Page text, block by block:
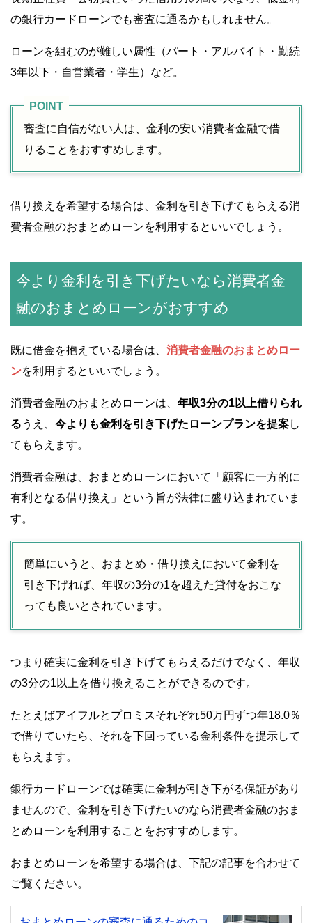
の銀行カードローンでも審査に通るかもしれません。
ローンを組むのが難しい属性（パート・アルバイト・勤続
3年以下・自営業者・学生）など。
審査に自信がない人は、金利の安い消費者金融で借
りることをおすすめします。
借り換えを希望する場合は、金利を引き下げてもらえる消
費者金融のおまとめローンを利用するといいでしょう。
今より金利を引き下げたいなら消費者金
融のおまとめローンがおすすめ
既に借金を抱えている場合は、 消費者金融のおまとめロー
ンを利用するといいでしょう。
消費者金融のおまとめローンは、 年収3分の1以上借りられ
る うえ、 今よりも金利を引き下げたローンプランを提案し
てもらえます。
消費者金融は、おまとめローンにおいて「顧客に一方的に
有利となる借り換え」という旨が法律に盛り込まれていま
す。
簡単にいうと、おまとめ・借り換えにおいて金利を
引き下げれば、年収の3分の1を超えた貸付をおこな
っても良いとされています。
つまり確実に金利を引き下げてもらえるだけでなく、年収
の3分の1以上を借り換えることができるのです。
たとえばアイフルとプロミスそれぞれ50万円ずつ年18.0％
で借りていたら、それを下回っている金利条件を提示して
もらえます。
銀行カードローンでは確実に金利が引き下がる保証があり
ませんので、金利を引き下げたいのなら消費者金融のおま
とめローンを利用することをおすすめします。
おまとめローンを希望する場合は、下記の記事を合わせて
ご覧ください。